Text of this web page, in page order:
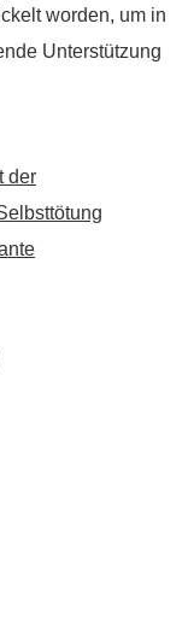
worden, um in
Unterstützung
der